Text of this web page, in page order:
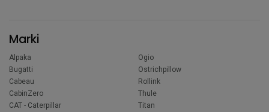
Marki
Alpaka
Bugatti
Cabeau
CabinZero
CAT - Caterpillar
Ogio
Ostrichpillow
Rollink
Thule
Titan